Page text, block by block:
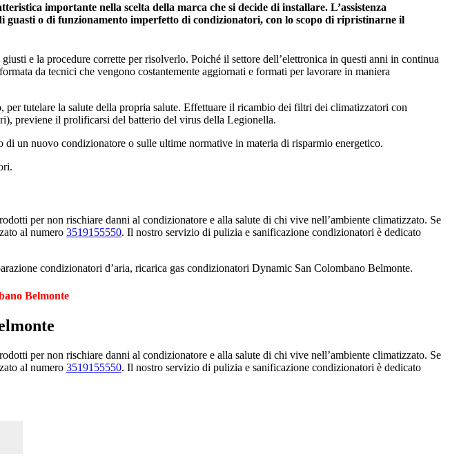
importante nella scelta della marca che si decide di installare. L’assistenza
o di funzionamento imperfetto di condizionatori, con lo scopo di ripristinarne il
e la procedure corrette per risolverlo. Poiché il settore dell’elettronica in questi anni in continua
da tecnici che vengono costantemente aggiornati e formati per lavorare in maniera
tutelare la salute della propria salute. Effettuare il ricambio dei filtri dei climatizzatori con
previene il prolificarsi del batterio del virus della Legionella.
di un nuovo condizionatore o sulle ultime normative in materia di risparmio energetico.
per non rischiare danni al condizionatore e alla salute di chi vive nell’ambiente climatizzato. Se
al numero 3519155550. Il nostro servizio di pulizia e sanificazione condizionatori è dedicato
condizionatori d’aria, ricarica gas condizionatori Dynamic San Colombano Belmonte.
Belmonte
per non rischiare danni al condizionatore e alla salute di chi vive nell’ambiente climatizzato. Se
al numero 3519155550. Il nostro servizio di pulizia e sanificazione condizionatori è dedicato